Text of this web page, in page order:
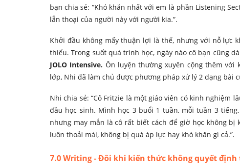
bạn chia sẻ: “Khó khăn nhất với em là phần Listening
lẫn thoại của người này với người kia.”.
Khởi đầu không mấy thuận lợi là thế, nhưng với nỗ lực
thiếu. Trong suốt quá trình học, ngày nào cô bạn cũng
JOLO Intensive. Ôn luyện thường xuyên cộng thêm với
lớp, Nhi đã làm chủ được phương pháp xử lý 2 dạng bài
Nhi chia sẻ: “Cô Fritzie là một giáo viên có kinh nghiệm
đầu học sinh. Mình học 3 buổi 1 tuần, mỗi tuần 3
nhưng may mắn là cô rất biết cách để giờ học không
luôn thoải mái, không bị quá áp lực hay khó khăn gì cả.”.
7.0 Writing - Đôi khi kiến thức không quyết định